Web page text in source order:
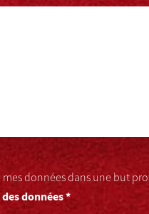
données dans une but
données *